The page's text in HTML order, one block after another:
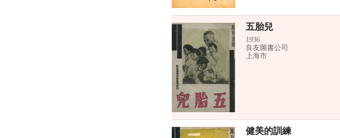
五胎兒
1936
良友圖書公司
上海市
健美的訓練